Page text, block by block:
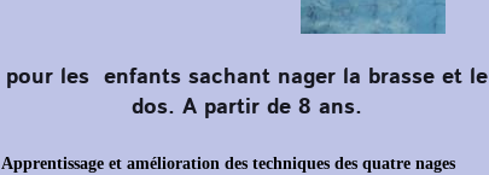
pour les enfants sachant nager la brasse et le
dos. A partir de 8 ans.
Apprentissage et amélioration des techniques des quatre nages